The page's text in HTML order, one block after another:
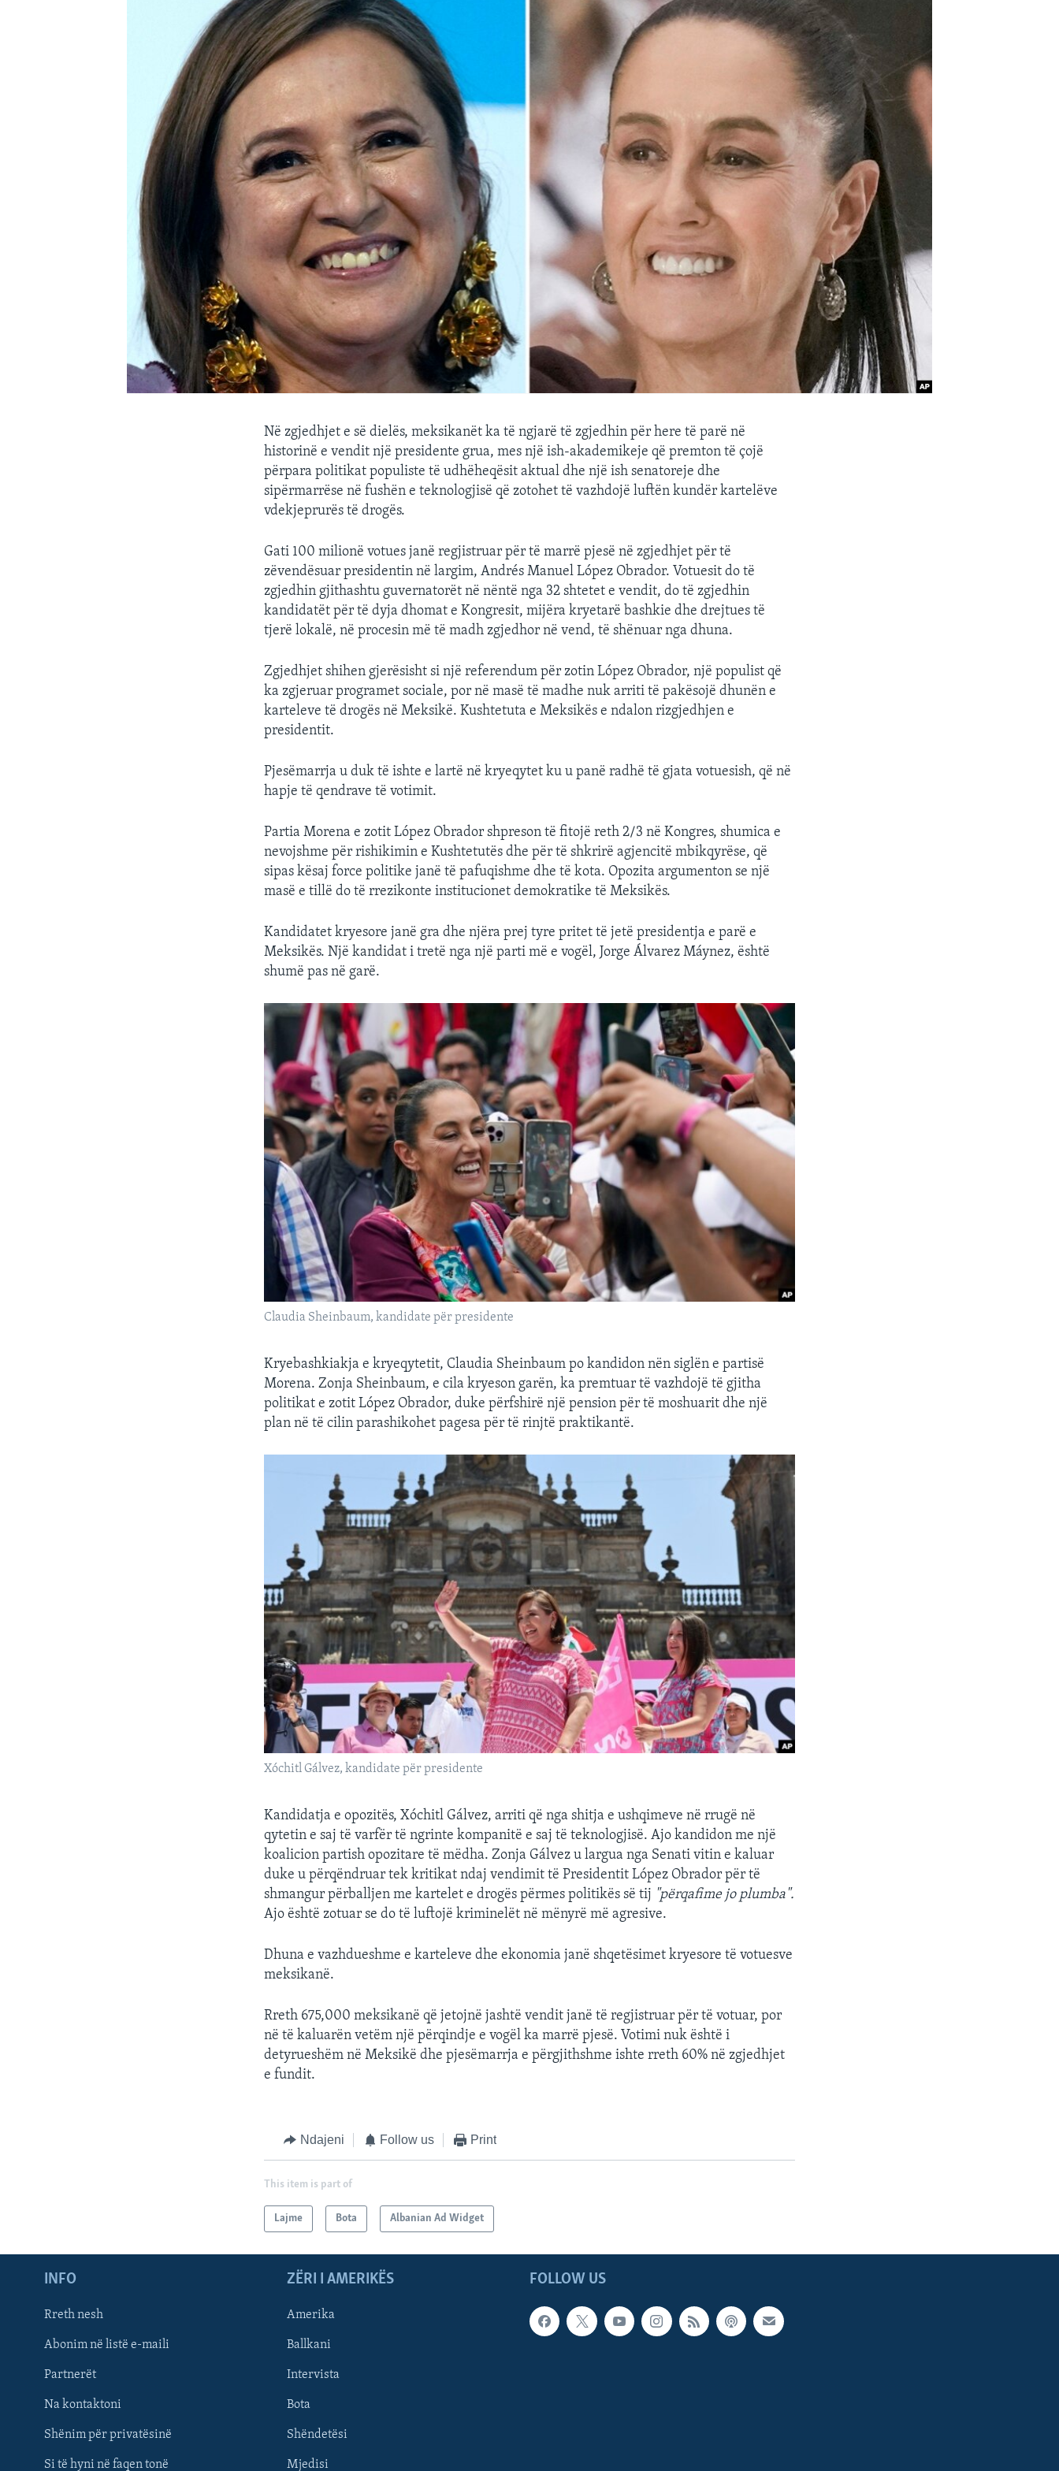
FOLLOW US
Në zgjedhjet e së dielës, meksikanët ka të ngjarë të zgjedhin për here të parë në
historinë e vendit një presidente grua, mes një ish-akademikeje që premton të çojë
përpara politikat populiste të udhëheqësit aktual dhe një ish senatoreje dhe
sipërmarrëse në fushën e teknologjisë që zotohet të vazhdojë luftën kundër kartelëve
vdekjeprurës të drogës.
Gati 100 milionë votues janë regjistruar për të marrë pjesë në zgjedhjet për të
zëvendësuar presidentin në largim, Andrés Manuel López Obrador. Votuesit do të
zgjedhin gjithashtu guvernatorët në nëntë nga 32 shtetet e vendit, do të zgjedhin
kandidatët për të dyja dhomat e Kongresit, mijëra kryetarë bashkie dhe drejtues të
tjerë lokalë, në procesin më të madh zgjedhor në vend, të shënuar nga dhuna.
Zgjedhjet shihen gjerësisht si një referendum për zotin López Obrador, një populist që
ka zgjeruar programet sociale, por në masë të madhe nuk arriti të pakësojë dhunën e
karteleve të drogës në Meksikë. Kushtetuta e Meksikës e ndalon rizgjedhjen e
presidentit.
Pjesëmarrja u duk të ishte e lartë në kryeqytet ku u panë radhë të gjata votuesish, që në
hapje të qendrave të votimit.
Partia Morena e zotit López Obrador shpreson të fitojë reth 2/3 në Kongres, shumica e
nevojshme për rishikimin e Kushtetutës dhe për të shkrirë agjencitë mbikqyrëse, që
sipas kësaj force politike janë të pafuqishme dhe të kota. Opozita argumenton se një
masë e tillë do të rrezikonte institucionet demokratike të Meksikës.
Kandidatet kryesore janë gra dhe njëra prej tyre pritet të jetë presidentja e parë e
Meksikës. Një kandidat i tretë nga një parti më e vogël, Jorge Álvarez Máynez, është
shumë pas në garë.
Claudia Sheinbaum, kandidate për presidente
Kryebashkiakja e kryeqytetit, Claudia Sheinbaum po kandidon nën siglën e partisë
Morena. Zonja Sheinbaum, e cila kryeson garën, ka premtuar të vazhdojë të gjitha
politikat e zotit López Obrador, duke përfshirë një pension për të moshuarit dhe një
plan në të cilin parashikohet pagesa për të rinjtë praktikantë.
Xóchitl Gálvez, kandidate për presidente
Kandidatja e opozitës, Xóchitl Gálvez, arriti që nga shitja e ushqimeve në rrugë në
qytetin e saj të varfër të ngrinte kompanitë e saj të teknologjisë. Ajo kandidon me një
koalicion partish opozitare të mëdha. Zonja Gálvez u largua nga Senati vitin e kaluar
duke u përqëndruar tek kritikat ndaj vendimit të Presidentit López Obrador për të
shmangur përballjen me kartelet e drogës përmes politikës së tij "përqafime jo plumba".
Ajo është zotuar se do të luftojë kriminelët në mënyrë më agresive.
Dhuna e vazhdueshme e karteleve dhe ekonomia janë shqetësimet kryesore të votuesve
meksikanë.
Rreth 675,000 meksikanë që jetojnë jashtë vendit janë të regjistruar për të votuar, por
në të kaluarën vetëm një përqindje e vogël ka marrë pjesë. Votimi nuk është i
detyrueshëm në Meksikë dhe pjesëmarrja e përgjithshme ishte rreth 60% në zgjedhjet
e fundit.
Ndajeni Follow us Print
This item is part of
Lajme Bota Albanian Ad Widget
FOLLOW US
INFO
Rreth nesh
Abonim në listë e-maili
Partnerët
Na kontaktoni
Shënim për privatësinë
Si të hyni në faqen tonë
ZËRI I AMERIKËS
Amerika
Ballkani
Intervista
Bota
Shëndetësi
Mjedisi